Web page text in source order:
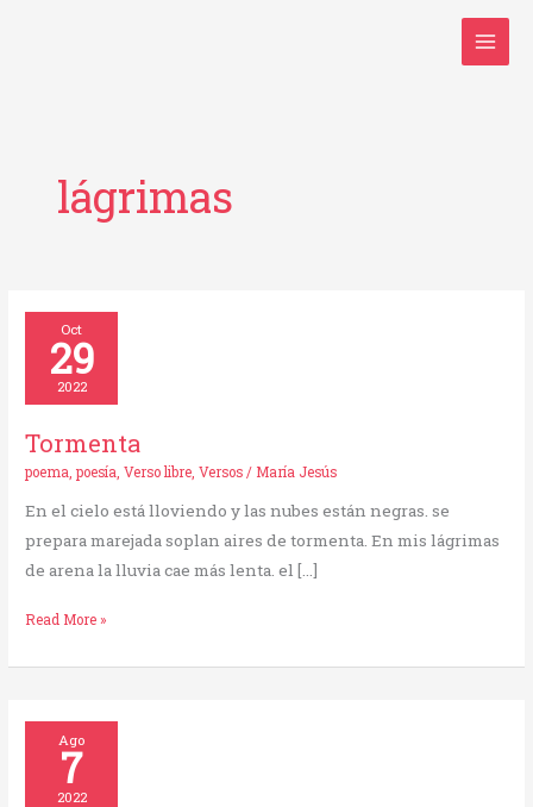
lágrimas
Oct
29
2022
Tormenta
poema,poesía,Verso libre,Versos / María Jesús
En el cielo está lloviendo y las nubes están negras. se
prepara marejada soplan aires de tormenta. En mis lágrimas
de arena la lluvia cae más lenta. el […]
Tormenta
Read More »
Ago
7
2022
Mariposa